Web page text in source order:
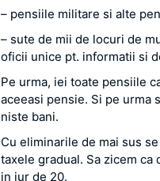
– pensiile militare si alte
– sute de mii de locuri de
oficii unice pt. informatii si
Pe urma, iei toate pensiile
aceeasi pensie. Si pe urma
niste bani.
Cu eliminarile de mai sus
taxele gradual. Sa zicem
in jur de 20.